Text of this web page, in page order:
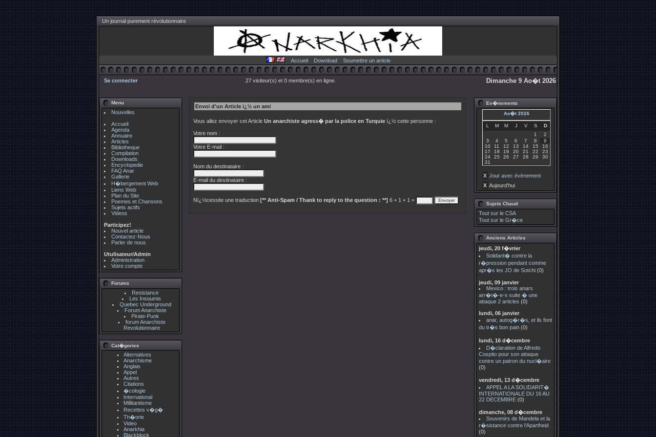
Un journal purement révolutionnaire
Accueil Download Soumettre un article
Se connecter 27 visiteur(s) et 0 membre(s) en ligne. Dimanche 9 Ao�t 2026
Menu
Nouvelles
Accueil
Agenda
Annuaire
Articles
Bibliotheque
Compilation
Downloads
Encyclopedie
FAQ Anar
Gallerie
H�bergement Web
Liens Web
Plan du Site
Poemes et Chansons
Sujets actifs
Videos
Participez!
Nouvel article
Contactez-Nous
Parler de nous
Utulisateur/Admin
Administration
Votre compte
Forums
Resistance
Les Insoumis
Quebec Underground
Forum Anarchiste
Pirate-Punk
forum Anarchiste
Revolutionnaire
Cat�gories
Alternatives
Anarchisme
Anglais
Appel
Autres
Citations
�cologie
International
Millitantisme
Recettes v�g�
Th�orie
Video
Anarkhia
Blackblock
Envoi d'un Article ï¿½ un ami
Vous allez envoyer cet Article Un anarchiste agress� par la police en Turquie ï¿½ cette personne :
Votre nom :
Votre E-mail :
Nom du destinataire :
E-mail du destinataire :
Nï¿½cessite une traduction [** Anti-Spam / Thank to reply to the question : **] 6 + 1 + 1 =
Ev�nements
Ao�t 2026
L M M J V S
D
1
2
3
4 5 6 7 8
9
10
11 12 13 14 15
16
17
18 19 20 21 22
23
24
25 26 27 28 29
30
31
X Jour avec évènement
X Aujourd'hui
Sujets Chaud
Tout sur le CSA
Tout sur le Gr�ce
Anciens Articles
jeudi, 20 f�vrier
Solidarit� contre la
r�pression pendant comme
apr�s les JO de Sotchi (0)
jeudi, 09 janvier
Mexico : trois anars
arr�t�-e-s suite � une
attaque 2 articles (0)
lundi, 06 janvier
anar, autog�r�s, et ils font
du tr�s bon pain (0)
lundi, 16 d�cembre
D�claration de Alfredo
Cospito pour son attaque
contre un patron du nucl�aire
(0)
vendredi, 13 d�cembre
APPEL A LA SOLIDARIT�
INTERNATIONALE DU 16 AU
22 DECEMBRE (0)
dimanche, 08 d�cembre
Souvenirs de Mandela et la
r�sistance contre l'Apartheid
(0)